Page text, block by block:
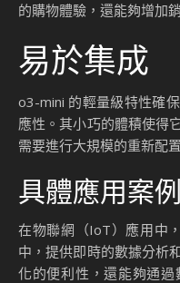
的購物體驗，還能夠增加
易於集成
o3-mini 的輕量級特性確
應性。其小巧的體積使得
需要進行大規模的重新配
具體應用案例
在物聯網（IoT）應用中
中，提供即時的數據分析
化的便利性，還能夠通